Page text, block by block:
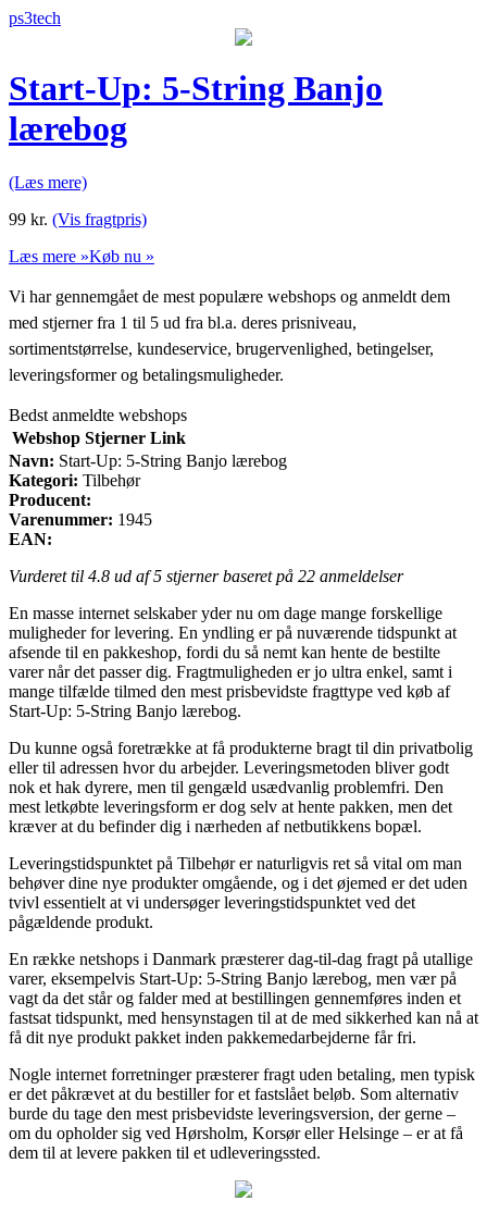
ps3tech
Start-Up: 5-String Banjo
lærebog
(Læs mere)
99 kr. (Vis fragtpris)
Læs mere »Køb nu »
Vi har gennemgået de mest populære webshops og anmeldt dem
med stjerner fra 1 til 5 ud fra bl.a. deres prisniveau,
sortimentstørrelse, kundeservice, brugervenlighed, betingelser,
leveringsformer og betalingsmuligheder.
Bedst anmeldte webshops
Webshop Stjerner Link
Navn: Start-Up: 5-String Banjo lærebog
Kategori: Tilbehør
Producent:
Varenummer: 1945
EAN:
Vurderet til 4.8 ud af 5 stjerner baseret på 22 anmeldelser
En masse internet selskaber yder nu om dage mange forskellige
muligheder for levering. En yndling er på nuværende tidspunkt at
afsende til en pakkeshop, fordi du så nemt kan hente de bestilte
varer når det passer dig. Fragtmuligheden er jo ultra enkel, samt i
mange tilfælde tilmed den mest prisbevidste fragttype ved køb af
Start-Up: 5-String Banjo lærebog.
Du kunne også foretrække at få produkterne bragt til din privatbolig
eller til adressen hvor du arbejder. Leveringsmetoden bliver godt
nok et hak dyrere, men til gengæld usædvanlig problemfri. Den
mest letkøbte leveringsform er dog selv at hente pakken, men det
kræver at du befinder dig i nærheden af netbutikkens bopæl.
Leveringstidspunktet på Tilbehør er naturligvis ret så vital om man
behøver dine nye produkter omgående, og i det øjemed er det uden
tvivl essentielt at vi undersøger leveringstidspunktet ved det
pågældende produkt.
En række netshops i Danmark præsterer dag-til-dag fragt på utallige
varer, eksempelvis Start-Up: 5-String Banjo lærebog, men vær på
vagt da det står og falder med at bestillingen gennemføres inden et
fastsat tidspunkt, med hensynstagen til at de med sikkerhed kan nå at
få dit nye produkt pakket inden pakkemedarbejderne får fri.
Nogle internet forretninger præsterer fragt uden betaling, men typisk
er det påkrævet at du bestiller for et fastslået beløb. Som alternativ
burde du tage den mest prisbevidste leveringsversion, der gerne –
om du opholder sig ved Hørsholm, Korsør eller Helsinge – er at få
dem til at levere pakken til et udleveringssted.